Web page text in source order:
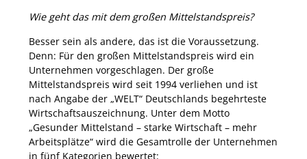
Wie geht das mit dem großen Mittelstandspreis?
Besser sein als andere, das ist die Voraussetzung.
Denn: Für den großen Mittelstandspreis wird ein
Unternehmen vorgeschlagen. Der große
Mittelstandspreis wird seit 1994 verliehen und ist
nach Angabe der „WELT“ Deutschlands begehrteste
Wirtschaftsauszeichnung. Unter dem Motto
„Gesunder Mittelstand – starke Wirtschaft – mehr
Arbeitsplätze“ wird die Gesamtrolle der Unternehmen
in fünf Kategorien bewertet: